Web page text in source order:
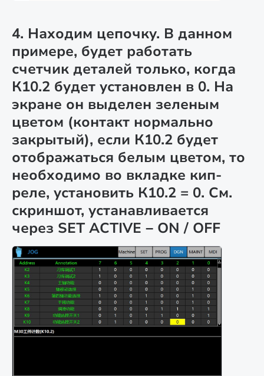
4. Находим цепочку. В данном
примере, будет работать
счетчик деталей только, когда
К10.2 будет установлен в 0. На
экране он выделен зеленым
цветом (контакт нормально
закрытый), если К10.2 будет
отображаться белым цветом, то
необходимо во вкладке кип-
реле, установить К10.2 = 0. См.
скриншот, устанавливается
через SET ACTIVE – ON / OFF